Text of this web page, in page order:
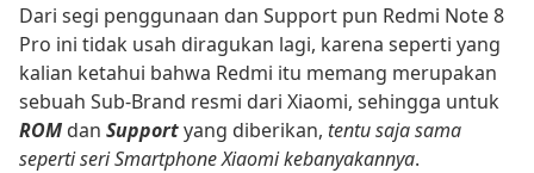
Dari segi penggunaan dan Support pun Redmi Note 8
Pro ini tidak usah diragukan lagi, karena seperti yang
kalian ketahui bahwa Redmi itu memang merupakan
sebuah Sub-Brand resmi dari Xiaomi, sehingga untuk
ROM dan Supportyang diberikan, tentu saja sama
seperti seri Smartphone Xiaomi kebanyakannya.